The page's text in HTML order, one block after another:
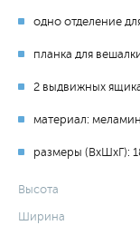
одно отделение
планка для
2 выдвижных
материал:
размеры (ВхШхГ):
Высота
Ширина